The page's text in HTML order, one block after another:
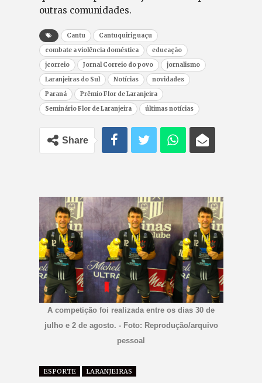
outras comunidades.
Cantu
Cantuquiriguaçu
combate a violência doméstica
educação
jcorreio
Jornal Correio do povo
jornalismo
Laranjeiras do Sul
Notícias
novidades
Paraná
Prêmio Flor de Laranjeira
Seminário Flor de Laranjeira
últimas notícias
Share
A competição foi realizada entre os dias 30 de
julho e 2 de agosto. - Foto: Reprodução/arquivo
pessoal
ESPORTE LARANJEIRAS